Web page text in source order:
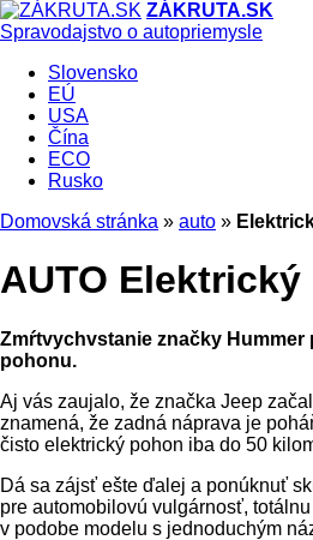
ZÁKRUTA.SK
Spravodajstvo o autopriemysle
Slovensko
EÚ
USA
Čína
ECO
Rusko
Domovská stránka » auto »
AUTO Elektrický
Zmŕtvychvstanie značky Hummer
pohonu.
Aj vás zaujalo, že značka Jeep
znamená, že zadná náprava je
čisto elektrický pohon iba do 50
Dá sa zájsť ešte ďalej a ponúknuť
pre automobilovú vulgárnosť,
v podobe modelu s jednoduchým